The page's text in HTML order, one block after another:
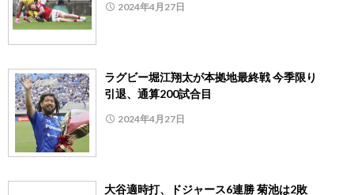
2024年4月27日
ラグビー堀江翔太が本拠地最終戦 今季限り
引退、通算200試合目
2024年4月27日
大谷適時打、ドジャース6連勝 菊池は2敗